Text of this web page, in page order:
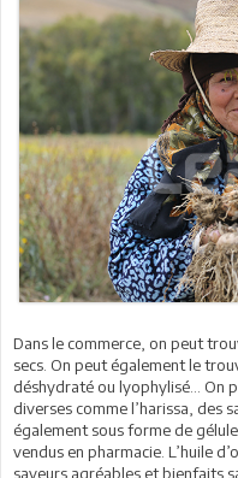
Dans le commerce, on peut
secs. On peut également le
déshydraté ou lyophylisé… On
diverses comme l’harissa, des
également sous forme de
vendus en pharmacie. L’huile
saveurs agréables et bienfaits